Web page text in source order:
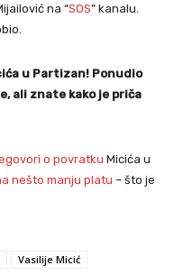
na “SOS” kanalu.
u Partizan! Ponudio
ali znate kako je priča
o povratku Micića u
nešto manju platu – što je
Vasilije Micić